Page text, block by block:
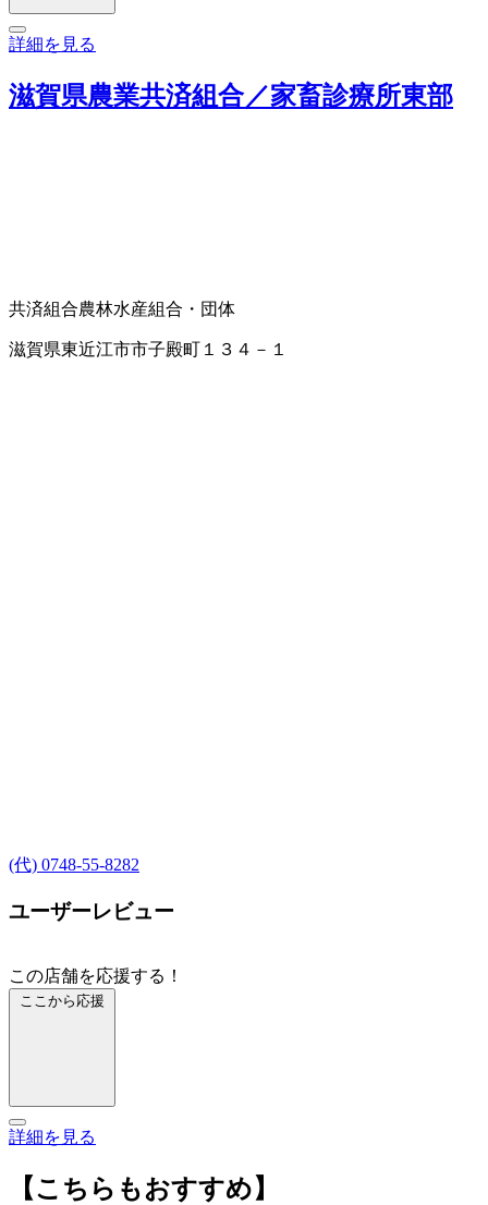
詳細を見る
滋賀県農業共済組合／家畜診療所東部
共済組合農林水産組合・団体
滋賀県東近江市市子殿町１３４－１
(代) 0748-55-8282
ユーザーレビュー
この店舗を応援する！
ここから応援
詳細を見る
【こちらもおすすめ】